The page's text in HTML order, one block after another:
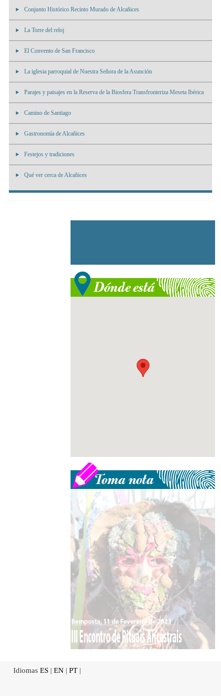
Conjunto Histórico Recinto Murado de Alcañices
La Torre del reloj
El Convento de San Francisco
La iglesia parroquial de Nuestra Señora de la Asunción
Parajes y paisajes en la Reserva de la Biosfera Transfronteriza Meseta Ibérica
Camino de Santiago
Gastronomía de Alcañices
Festejos y tradiciones
Qué ver cerca de Alcañices
Idiomas ES | EN | PT |